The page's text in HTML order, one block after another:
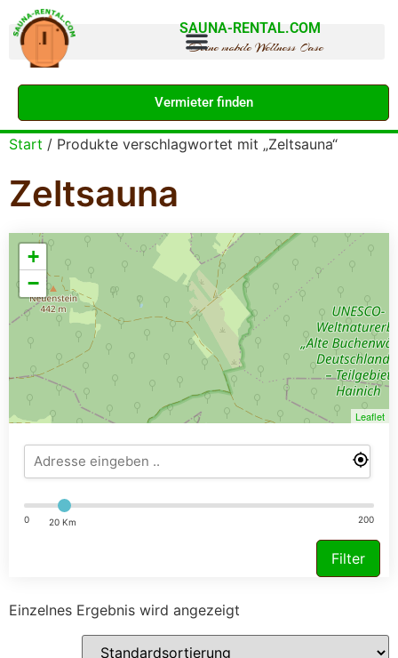
SAUNA-RENTAL.COM
Deine mobile Wellness Oase
Vermieter finden
Start / Produkte verschlagwortet mit „Zeltsauna“
Zeltsauna
+
−
Leaflet
0 20 Km 200
Filter
Einzelnes Ergebnis wird angezeigt